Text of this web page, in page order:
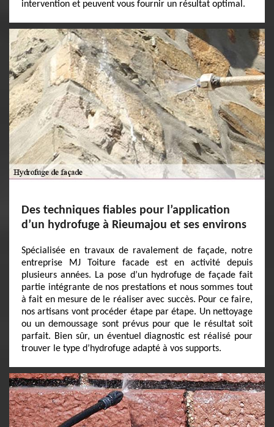
intervention et peuvent vous fournir un résultat optimal.
Des techniques fiables pour l’application
d’un hydrofuge à Rieumajou et ses environs
Spécialisée en travaux de ravalement de façade, notre
entreprise MJ Toiture facade est en activité depuis
plusieurs années. La pose d’un hydrofuge de façade fait
partie intégrante de nos prestations et nous sommes tout
à fait en mesure de le réaliser avec succès. Pour ce faire,
nos artisans vont procéder étape par étape. Un nettoyage
ou un demoussage sont prévus pour que le résultat soit
parfait. Bien sûr, un éventuel diagnostic est réalisé pour
trouver le type d’hydrofuge adapté à vos supports.